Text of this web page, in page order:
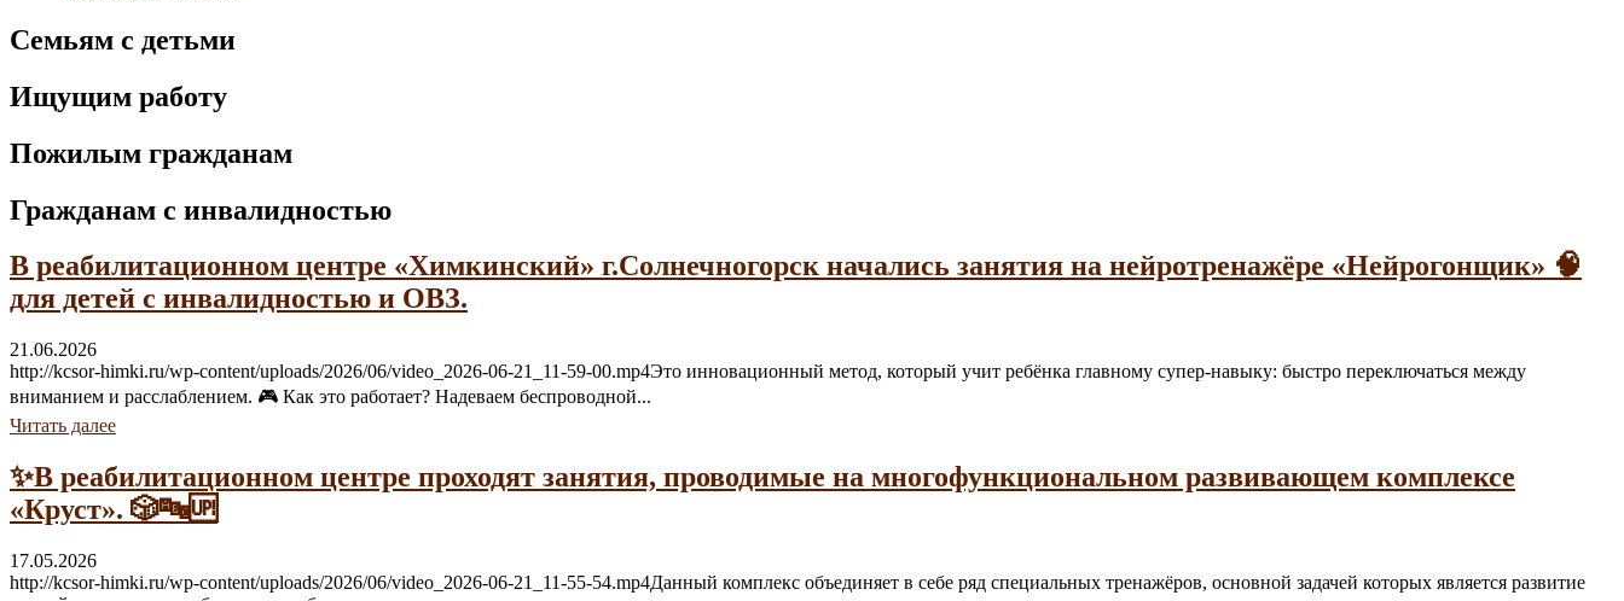
Семьям с детьми
Ищущим работу
Пожилым гражданам
Гражданам с инвалидностью
В реабилитационном центре «Химкинский» г.Солнечногорск начались занятия на нейротренажёре «Нейрогонщик» 🧠
для детей с инвалидностью и ОВЗ.
21.06.2026
http://kcsor-himki.ru/wp-content/uploads/2026/06/video_2026-06-21_11-59-00.mp4Это инновационный метод, который учит ребёнка главному супер-навыку: быстро переключаться между
вниманием и расслаблением. 🎮 Как это работает? Надеваем беспроводной...
Читать далее
✨В реабилитационном центре проходят занятия, проводимые на многофункциональном развивающем комплексе
«Круст». 🎲🔤🆙
17.05.2026
http://kcsor-himki.ru/wp-content/uploads/2026/06/video_2026-06-21_11-55-54.mp4Данный комплекс объединяет в себе ряд специальных тренажёров, основной задачей которых является развитие